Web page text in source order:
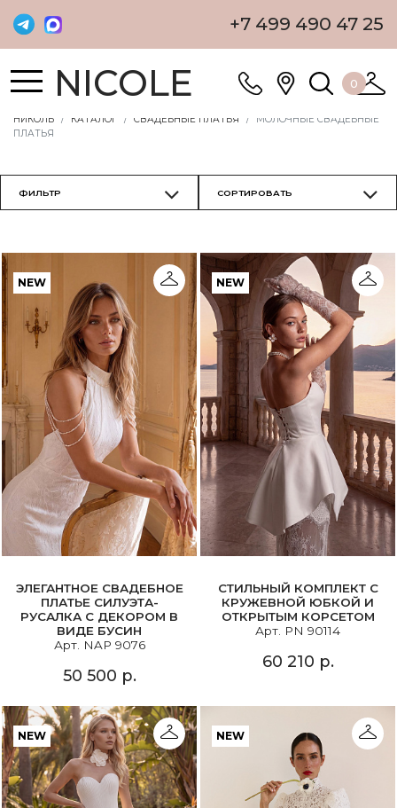
+7 499 490 47 25
NICOLE 0
НИКОЛЬ КАТАЛОГ СВАДЕБНЫЕ ПЛАТЬЯ
МОЛОЧНЫЕ СВАДЕБНЫЕ
ПЛАТЬЯ
NEW
ЭЛЕГАНТНОЕ СВАДЕБНОЕ
ПЛАТЬЕ СИЛУЭТА-
РУСАЛКА С ДЕКОРОМ В
ВИДЕ БУСИН
Арт. NAP 9076
50 500 р.
NEW
СТИЛЬНЫЙ КОМПЛЕКТ С
КРУЖЕВНОЙ ЮБКОЙ И
ОТКРЫТЫМ КОРСЕТОМ
Арт. PN 90114
60 210 р.
NEW NEW